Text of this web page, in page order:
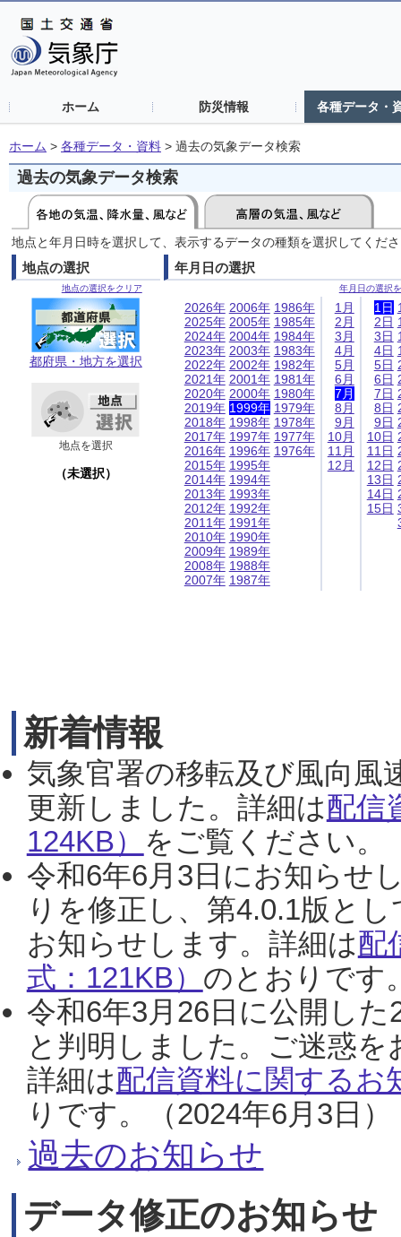
ホーム 防災情報 各種データ・
ホーム > 各種データ・資料 > 過去の気象データ検索
過去の気象データ検索
地点と年月日時を選択して、表示するデータの種類を選択してくだ
地点の選択
地点の選択をクリア
都府県・地方を選択
地点を選択
（未選択）
年月日の選択
年月日の選択
2026年
2025年
2024年
2023年
2022年
2021年
2020年
2019年
2018年
2017年
2016年
2015年
2014年
2013年
2012年
2011年
2010年
2009年
2008年
2007年
2006年
2005年
2004年
2003年
2002年
2001年
2000年
1999年
1998年
1997年
1996年
1995年
1994年
1993年
1992年
1991年
1990年
1989年
1988年
1987年
1986年
1985年
1984年
1983年
1982年
1981年
1980年
1979年
1978年
1977年
1976年
1月
2月
3月
4月
5月
6月
7月
8月
9月
10月
11月
12月
1日
2日
3日
4日
5日
6日
7日
8日
9日
10日
11日
12日
13日
14日
15日
新着情報
気象官署の移転及び風向風
更新しました。詳細は配信
124KB） をご覧ください。
令和6年6月3日にお知らせ
りを修正し、第4.0.1版と
お知らせします。詳細は配
式：121KB） のとおりです
令和6年3月26日に公開し
と判明しました。ご迷惑
詳細は配信資料に関するお
りです。（2024年6月3日）
過去のお知らせ
データ修正のお知らせ